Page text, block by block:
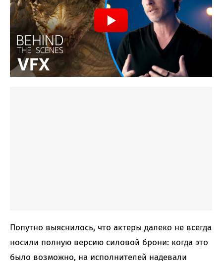
Попутно выяснилось, что актеры далеко не всегда
носили полную версию силовой брони: когда это
было возможно, на исполнителей надевали